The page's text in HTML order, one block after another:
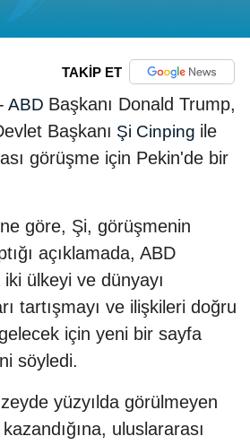
TAKİP ET
ABD Başkanı Donald Trump,
Başkanı Şi Cinping ile
görüşme için Pekin'de bir
göre, Şi, görüşmenin
açıklamada, ABD
ülkeyi ve dünyayı
tartışmayı ve ilişkileri doğru
için yeni bir sayfa
söyledi.
yüzyılda görülmeyen
uluslararası